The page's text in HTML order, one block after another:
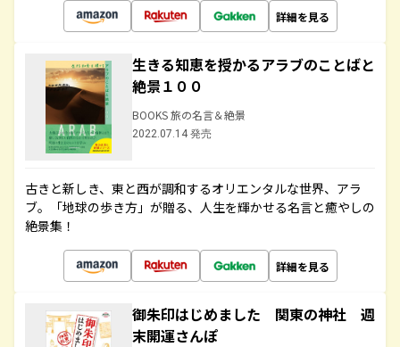
詳細を見る
生きる知恵を授かるアラブのことばと
絶景１００
BOOKS 旅の名言＆絶景
2022.07.14 発売
古きと新しき、東と西が調和するオリエンタルな世界、アラ
ブ。「地球の歩き方」が贈る、人生を輝かせる名言と癒やしの
絶景集！
詳細を見る
御朱印はじめました 関東の神社 週
末開運さんぽ